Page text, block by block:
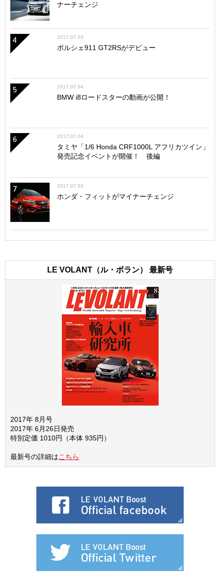
ナーチェンジ
4 2017.07.03
ポルシェ911 GT2RSがデビュー
5 2017.07.04
BMW i8ロードスターの動画が公開！
6 2017.07.04
タミヤ「1/6 Honda CRF1000L アフリカツイン」
発売記念イベントが開催！ 後編
7 2017.07.03
ホンダ・フィットがマイナーチェンジ
LE VOLANT（ル・ボラン） 最新号
2017年 8月号
2017年 6月26日発売
特別定価 1010円（本体 935円）
最新号の詳細はこちら